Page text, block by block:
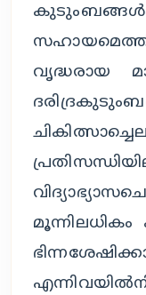
വൃദ്ധരായ